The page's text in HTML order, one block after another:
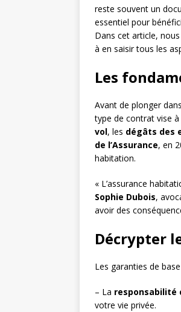
reste souvent un
essentiel pour
Dans cet article,
à en saisir tous les
Les
Avant de plonger
type de contrat vise
vol, les dégâts des
de l’Assurance, en
habitation.
« L’assurance
Sophie Dubois,
avoir des
Décrypter
Les garanties de
– La responsabilité
votre vie privée.